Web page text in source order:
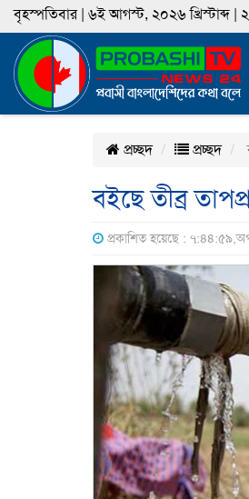
বৃহস্পতিবার | ৬ই আগস্ট, ২০২৬ খ্রিস্টাব্দ |
প্রচ্ছদ প্রচ্ছদ
বইছে তীব্র
প্রকাশিত হয়েছে :